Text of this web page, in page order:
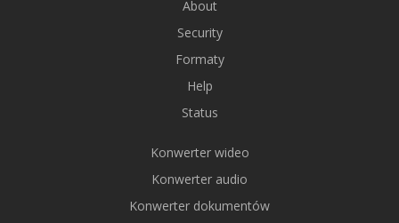
About
Security
Formaty
Help
Status
Konwerter wideo
Konwerter audio
Konwerter dokumentów